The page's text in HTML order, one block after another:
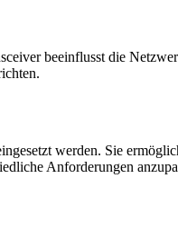
beeinflusst die
werden. Sie
Anforderungen